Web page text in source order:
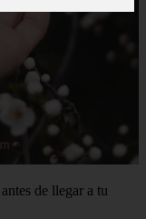
de llegar a tu